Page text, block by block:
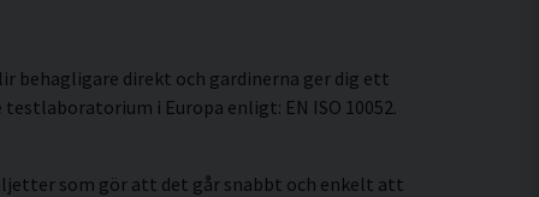
behagligare direkt och gardinerna ger dig ett
i Europa enligt: EN ISO 10052.
som gör att det går snabbt och enkelt att